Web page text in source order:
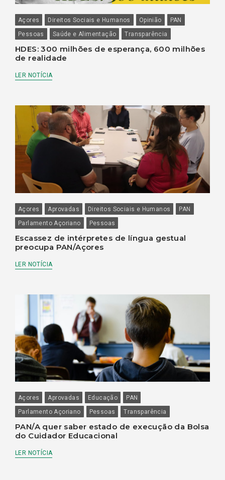
Açores Direitos Sociais e Humanos Opinião
PAN
Pessoas
Saúde e Alimentação Transparência
HDES: 300 milhões de esperança, 600 milhões
de realidade
LER NOTÍCIA
Açores Aprovadas Direitos Sociais e Humanos
PAN
Parlamento Açoriano
Pessoas
Escassez de intérpretes de língua gestual
preocupa PAN/Açores
LER NOTÍCIA
Açores Aprovadas Educação
PAN
Parlamento Açoriano
Pessoas Transparência
PAN/A quer saber estado de execução da Bolsa
do Cuidador Educacional
LER NOTÍCIA